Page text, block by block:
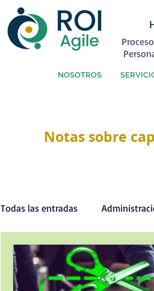
NOSOTROS
Notas sobre
Todas las entradas
Capital Humano Coaching